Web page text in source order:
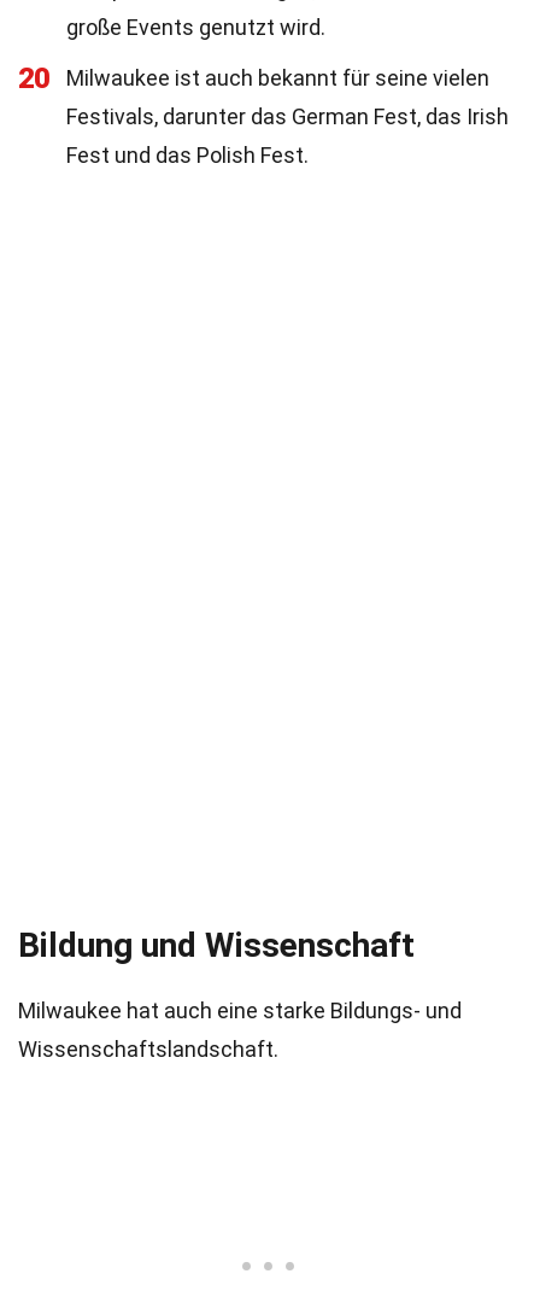
große Events genutzt wird.
20
Milwaukee ist auch bekannt für seine vielen
Festivals, darunter das German Fest, das Irish
Fest und das Polish Fest.
Bildung und Wissenschaft
Milwaukee hat auch eine starke Bildungs- und
Wissenschaftslandschaft.